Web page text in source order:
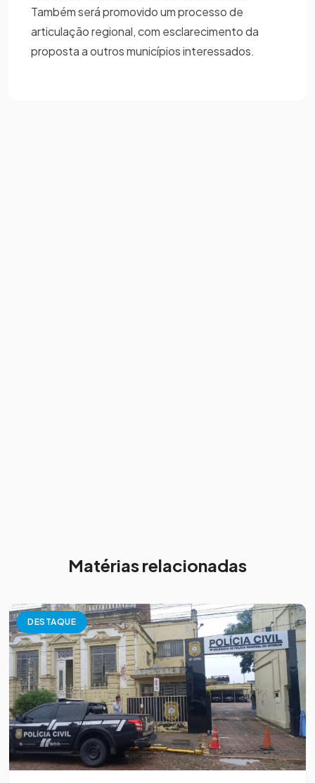
Também será promovido um processo de
articulação regional, com esclarecimento da
proposta a outros municípios interessados.
Matérias relacionadas
DESTAQUE